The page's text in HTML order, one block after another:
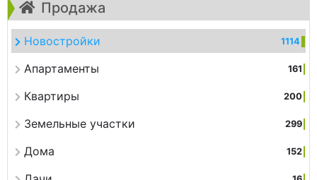
Продажа
Новостройки 1114
Апартаменты 161
Квартиры 200
Земельные участки 299
Дома 152